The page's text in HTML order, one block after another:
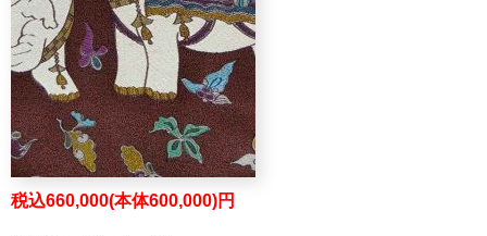
税込660,000(本体600,000)円